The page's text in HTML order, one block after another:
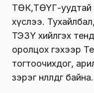
ТӨК,ТӨҮГ-уудтай
хүслээ.
ТЭЗҮ хийлгэх
оролцох гэхээр
тогтоочихдог,
зэрэг нөлөөлдөг байна.